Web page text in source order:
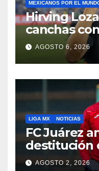
MEXICANOS POR EL
Hirving
canchas
AGOSTO 6, 2026
LIGA MX NOTICIAS
FC Juárez
destitución
Caixinha
AGOSTO 2, 2026